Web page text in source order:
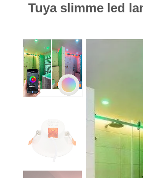
Tuya slimme led